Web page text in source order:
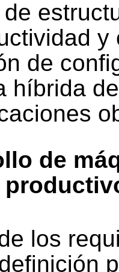
y
de
híbrida
de
los